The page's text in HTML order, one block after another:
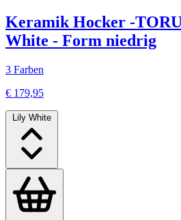
Keramik Hocker -
White - Form niedrig
3 Farben
€ 179,95
Lily White